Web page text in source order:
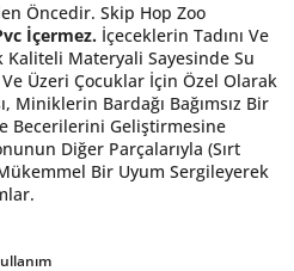
Öncedir. Skip Hop Zoo
İçermez. İçeceklerin Tadını Ve
Kaliteli Materyali Sayesinde Su
Üzeri Çocuklar İçin Özel Olarak
Miniklerin Bardağı Bağımsız Bir
Becerilerini Geliştirmesine
Diğer Parçalarıyla (Sırt
Bir Uyum Sergileyerek